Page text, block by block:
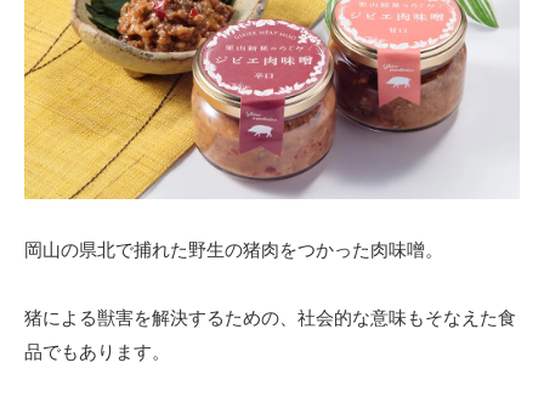
岡山の県北で捕れた野生の猪肉をつかった肉味噌。
猪による獣害を解決するための、社会的な意味もそなえた食
品でもあります。